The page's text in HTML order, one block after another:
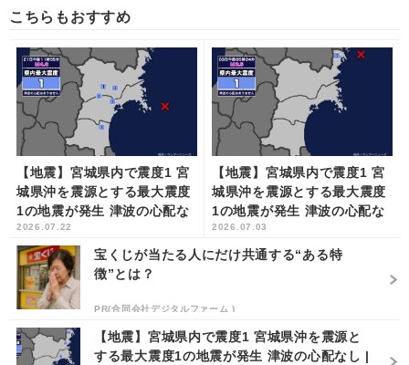
こちらもおすすめ
【地震】宮城県内で震度1 宮
城県沖を震源とする最大震度
1の地震が発生 津波の心配な
し | khb東日本放送
2026.07.22
【地震】宮城県内で震度1 宮
城県沖を震源とする最大震度
1の地震が発生 津波の心配な
し | khb東日本放送
2026.07.03
宝くじが当たる人にだけ共通する“ある特
徴”とは？
PR(合同会社デジタルファーム )
【地震】宮城県内で震度1 宮城県沖を震源と
する最大震度1の地震が発生 津波の心配なし |